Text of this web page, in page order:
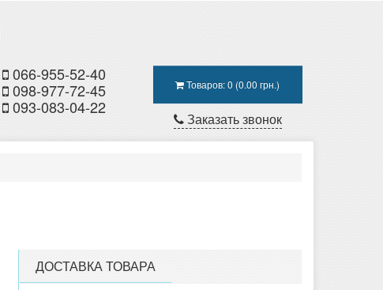
066-955-52-40
098-977-72-45
093-083-04-22
Товаров: 0 (0.00 грн.)
Заказать звонок
ДОСТАВКА ТОВАРА